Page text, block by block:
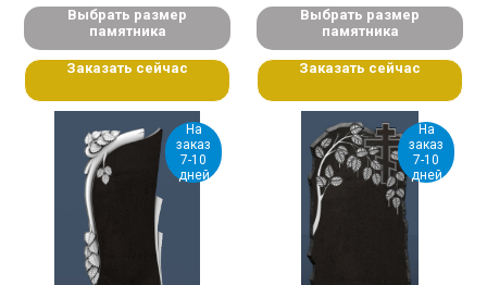
Выбрать размер
памятника
Заказать сейчас
Выбрать размер
памятника
Заказать сейчас
На
заказ
7-10
дней
На
заказ
7-10
дней